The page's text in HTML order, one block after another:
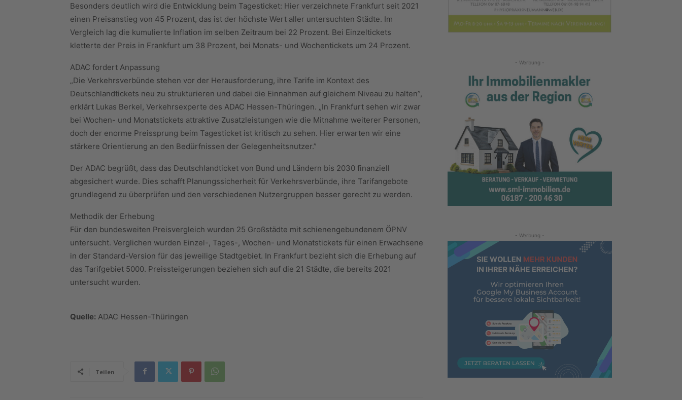
Besonders deutlich wird die Entwicklung beim Tagesticket: Hier verzeichnete Frankfurt seit 2021
einen Preisanstieg von 45 Prozent, das ist der höchste Wert aller untersuchten Städte. Im
Vergleich lag die kumulierte Inflation im selben Zeitraum bei 22 Prozent. Bei Einzeltickets
kletterte der Preis in Frankfurt um 38 Prozent, bei Monats- und Wochentickets um 24 Prozent.
ADAC fordert Anpassung
„Die Verkehrsverbünde stehen vor der Herausforderung, ihre Tarife im Kontext des
Deutschlandtickets neu zu strukturieren und dabei die Einnahmen auf gleichem Niveau zu halten”,
erklärt Lukas Berkel, Verkehrsexperte des ADAC Hessen-Thüringen. „In Frankfurt sehen wir zwar
bei Wochen- und Monatstickets attraktive Zusatzleistungen wie die Mitnahme weiterer Personen,
doch der enorme Preissprung beim Tagesticket ist kritisch zu sehen. Hier erwarten wir eine
stärkere Orientierung an den Bedürfnissen der Gelegenheitsnutzer.”
Der ADAC begrüßt, dass das Deutschlandticket von Bund und Ländern bis 2030 finanziell
abgesichert wurde. Dies schafft Planungssicherheit für Verkehrsverbünde, ihre Tarifangebote
grundlegend zu überprüfen und den verschiedenen Nutzergruppen besser gerecht zu werden.
Methodik der Erhebung
Für den bundesweiten Preisvergleich wurden 25 Großstädte mit schienengebundenem ÖPNV
untersucht. Verglichen wurden Einzel-, Tages-, Wochen- und Monatstickets für einen Erwachsene
in der Standard-Version für das jeweilige Stadtgebiet. In Frankfurt bezieht sich die Erhebung auf
das Tarifgebiet 5000. Preissteigerungen beziehen sich auf die 21 Städte, die bereits 2021
untersucht wurden.
Quelle: ADAC Hessen-Thüringen
Teilen
- Werbung -
- Werbung -